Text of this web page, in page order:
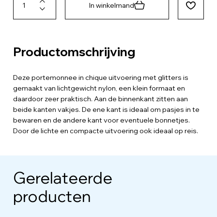
In winkelmand
Productomschrijving
Deze portemonnee in chique uitvoering met glitters is
gemaakt van lichtgewicht nylon, een klein formaat en
daardoor zeer praktisch. Aan de binnenkant zitten aan
beide kanten vakjes. De ene kant is ideaal om pasjes in te
bewaren en de andere kant voor eventuele bonnetjes.
Door de lichte en compacte uitvoering ook ideaal op reis.
Gerelateerde
producten